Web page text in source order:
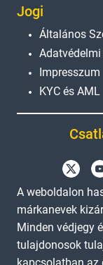
Jogi
Általános
Impresszum
KYC és AML
A weboldalon
márkanevek
Minden védjegy
tulajdonosok